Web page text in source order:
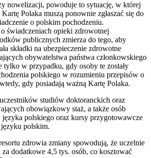
nowelizacji, powoduje to sytuację, w której
Polaka muszą ponownie zgłaszać się do
o polskim pochodzeniu.
świadczeniach opieki zdrowotnej
publicznych zmierza do tego, aby
składki na ubezpieczenie zdrowotne
obywatelstwa państwa członkowskiego
w przypadku, gdy osoby te zostały
polskiego w rozumieniu przepisów o
gdy posiadają ważną Kartę Polaka.
studiów doktoranckich oraz
obowiązkowy staż, a także osób
polskiego oraz kursy przygotowawcze
polskim.
zdrowia zmiany spowodują, że uczelnie
za dodatkowe 4,5 tys. osób, co kosztować